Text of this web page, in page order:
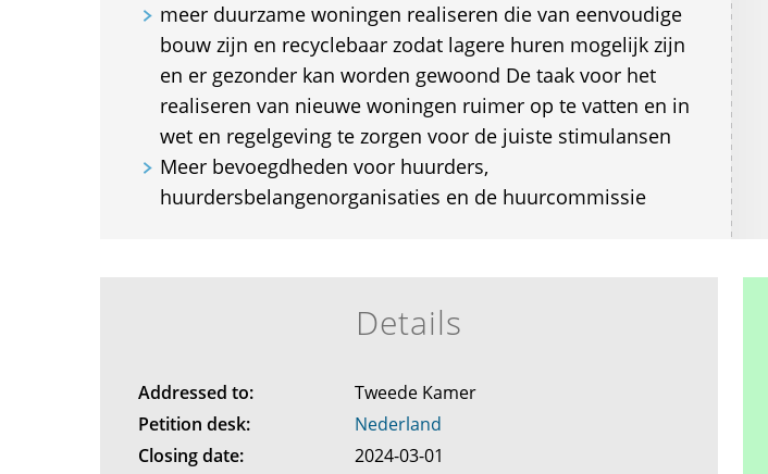
meer duurzame woningen realiseren die van eenvoudige
bouw zijn en recyclebaar zodat lagere huren mogelijk zijn
en er gezonder kan worden gewoond De taak voor het
realiseren van nieuwe woningen ruimer op te vatten en in
wet en regelgeving te zorgen voor de juiste stimulansen
Meer bevoegdheden voor huurders,
huurdersbelangenorganisaties en de huurcommissie
Details
Addressed to:
Tweede Kamer
Petition desk:
Nederland
Closing date:
2024-03-01